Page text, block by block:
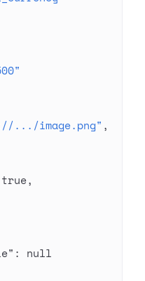
.../image.png" ,
true,
: null